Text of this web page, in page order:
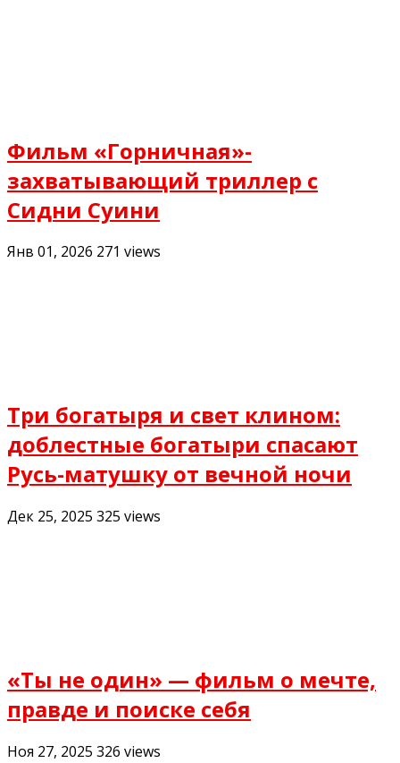
Фильм «Горничная»-
захватывающий триллер с
Сидни Суини
Янв 01, 2026 271 views
Три богатыря и свет клином:
доблестные богатыри спасают
Русь-матушку от вечной ночи
Дек 25, 2025 325 views
«Ты не один» — фильм о мечте,
правде и поиске себя
Ноя 27, 2025 326 views